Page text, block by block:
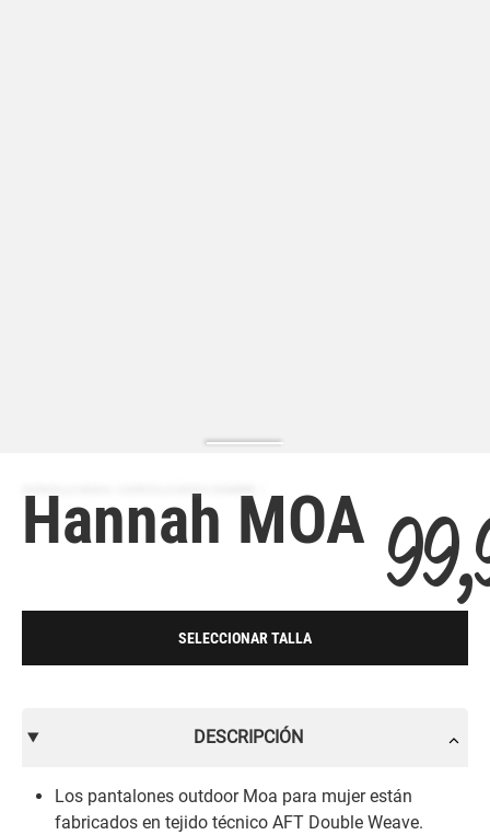
Hannah MOA
SELECCIONAR TALLA
DESCRIPCIÓN
Los pantalones outdoor Moa para mujer están
fabricados en tejido técnico AFT Double Weave.